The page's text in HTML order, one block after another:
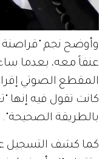
وأوضح نجم "قراصنة
عنفاً معه، بعدما
المقطع الصوتي
كانت تقول فيه إنها
بالطريقة الصحيحة".
كما كشف التسجيل